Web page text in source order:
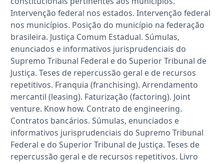
Intervenção federal nos estados. Intervenção federal
nos municípios. Posição do município na federação
brasileira. Justiça Comum Estadual. Súmulas,
enunciados e informativos jurisprudenciais do
Supremo Tribunal Federal e do Superior Tribunal de
Justiça. Teses de repercussão geral e de recursos
repetitivos. Franquia (franchising). Arrendamento
mercantil (leasing). Faturização (factoring). Joint
venture. Know how. Contrato de engineering.
Contratos bancários. Súmulas, enunciados e
informativos jurisprudenciais do Supremo Tribunal
Federal e do Superior Tribunal de Justiça. Teses de
repercussão geral e de recursos repetitivos. Livro